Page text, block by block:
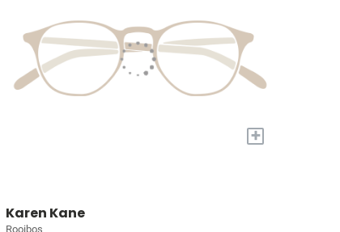
+
Karen Kane
Rooibos